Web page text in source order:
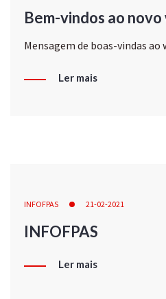
Bem-vindos ao novo
Mensagem de boas-vindas ao
Ler mais
INFOFPAS 21-02-2021
INFOFPAS
Ler mais